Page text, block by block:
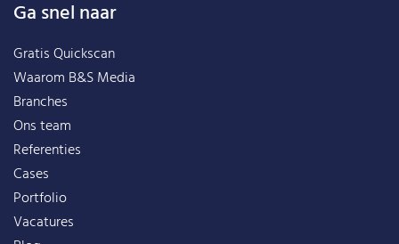
Ga snel naar
Gratis Quickscan
Waarom B&S Media
Branches
Ons team
Referenties
Cases
Portfolio
Vacatures